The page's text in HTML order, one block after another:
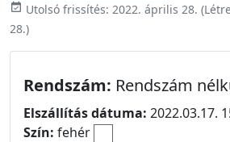
event_available Utolsó frissítés: 2022. április 28.
28.)
Rendszám: Rendszám
Elszállítás dátuma: 2022.03.17.
Szín: fehér